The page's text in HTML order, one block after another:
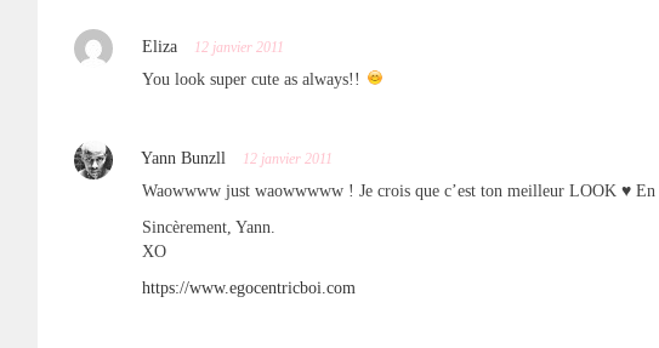
Eliza 12 janvier 2011
You look super cute as always!!
Yann Bunzll 12 janvier 2011
Waowwww just waowwwww ! Je crois que c’est ton meilleur LOOK ♥
Sincèrement, Yann.
XO
https://www.egocentricboi.com